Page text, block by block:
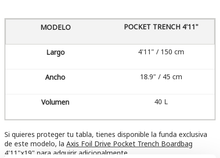
POCKET TRENCH 4'11"
4'11" / 150 cm
18.9" / 45 cm
40 L
Si quieres proteger tu tabla, tienes disponible la funda exclusiva
de este modelo, la Axis Foil Drive Pocket Trench Boardbag
4'11"x19" para adquirir adicionalmente,